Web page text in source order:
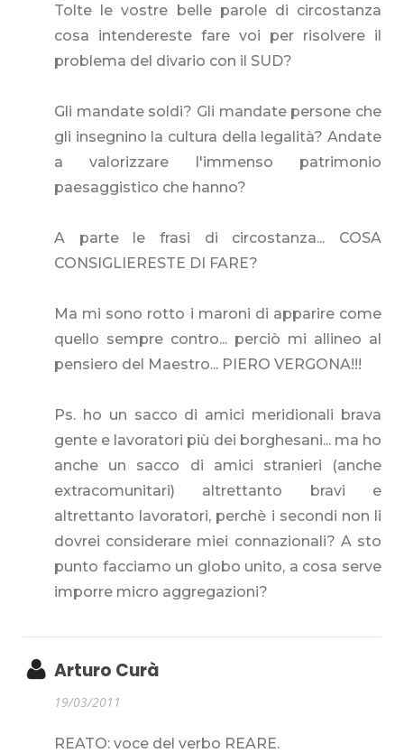
Tolte le vostre belle parole di circostanza
cosa intendereste fare voi per risolvere il
problema del divario con il SUD?
Gli mandate soldi? Gli mandate persone che
gli insegnino la cultura della legalità? Andate
a valorizzare l'immenso patrimonio
paesaggistico che hanno?
A parte le frasi di circostanza... COSA
CONSIGLIERESTE DI FARE?
Ma mi sono rotto i maroni di apparire come
quello sempre contro... perciò mi allineo al
pensiero del Maestro... PIERO VERGONA!!!
Ps. ho un sacco di amici meridionali brava
gente e lavoratori più dei borghesani... ma ho
anche un sacco di amici stranieri (anche
extracomunitari) altrettanto bravi e
altrettanto lavoratori, perchè i secondi non li
dovrei considerare miei connazionali? A sto
punto facciamo un globo unito, a cosa serve
imporre micro aggregazioni?
Arturo Curà
19/03/2011
REATO: voce del verbo REARE.